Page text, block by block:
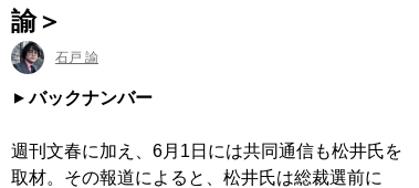
諭＞
石戸 諭
バックナンバー
週刊文春に加え、6月1日には共同通信も松井氏を
取材。その報道によると、松井氏は総裁選前に